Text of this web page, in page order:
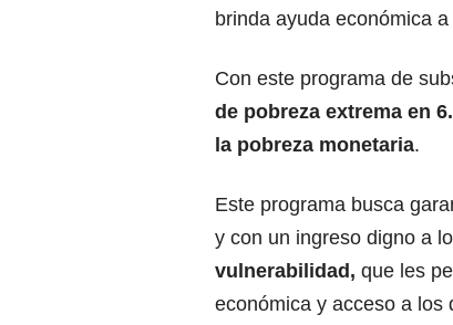
brinda ayuda económica
Con este programa de
de pobreza extrema en
la pobreza monetaria.
Este programa busca
y con un ingreso digno a
vulnerabilidad, que les
económica y acceso a los